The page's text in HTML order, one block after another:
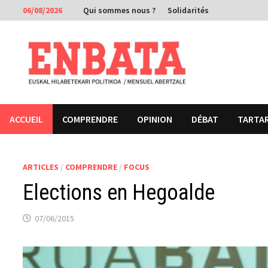
Passer
au
contenu
06/08/2026 Qui sommes nous ? Solidarités
ACCUEIL COMPRENDRE OPINION DÉBAT
ARTICLES / COMPRENDRE / FOCUS
Elections en Hegoalde
07/06/2015